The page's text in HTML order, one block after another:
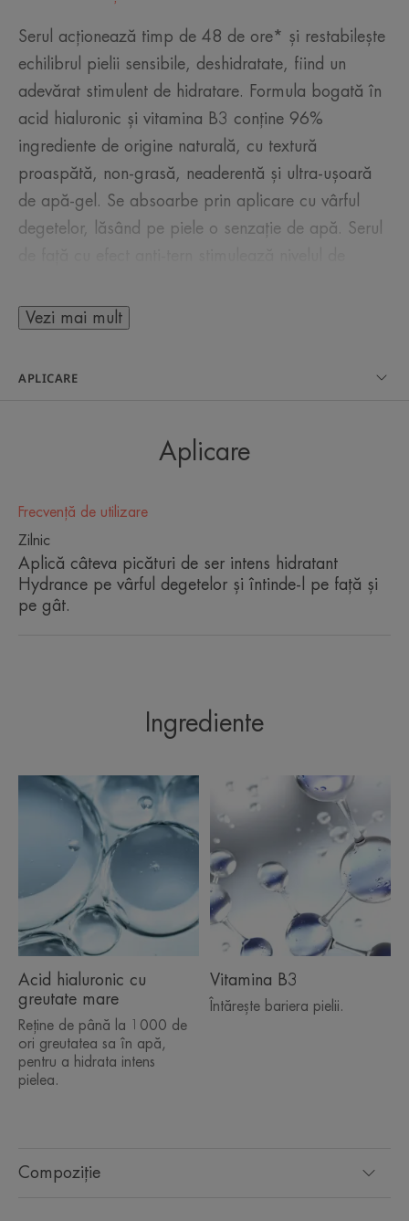
Serul acționează timp de 48 de ore* și restabilește
echilibrul pielii sensibile, deshidratate, fiind un
adevărat stimulent de hidratare. Formula bogată în
acid hialuronic și vitamina B3 conține 96%
ingrediente de origine naturală, cu textură
proaspătă, non-grasă, neaderentă și ultra-ușoară
de apă-gel. Se absoarbe prin aplicare cu vârful
degetelor, lăsând pe piele o senzație de apă. Serul
sănătos. Tenul își recapătă confortul, catifelarea și
NOSTRU
Un stimulent de hidratare ultra-
ușor și revigorant, pentru o piele
hidratată intens, pe termen lung.
sensibile și deshidratate.
• HIDRATARE TIMP DE 48 DE ORE*
• ÎNTĂREȘTE bariera de hidratare a pielii
• Respectă echilibrul pielii
TEXTURĂ
Aroma conținutului
Vezi mai mult
APLICARE
Aplicare
Frecvență de utilizare
Zilnic
Aplică câteva picături de ser intens hidratant
Hydrance pe vârful degetelor și întinde-l pe față și
pe gât.
Ingrediente
Compoziție
Acid hialuronic cu
greutate mare
Reține de până la 1000 de
ori greutatea sa în apă,
pentru a hidrata intens
pielea.
Vitamina B3
Întărește bariera pielii.